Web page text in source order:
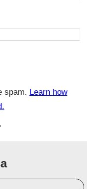
spam. Learn how